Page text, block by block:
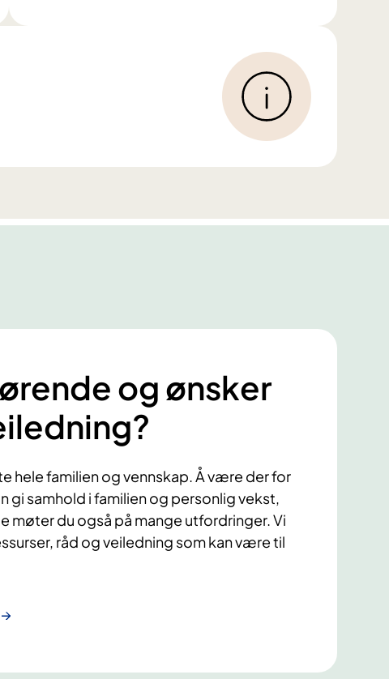
og ønsker
hele familien og vennskap. Å være der for
gi samhold i familien og personlig vekst,
møter du også på mange utfordringer. Vi
råd og veiledning som kan være til